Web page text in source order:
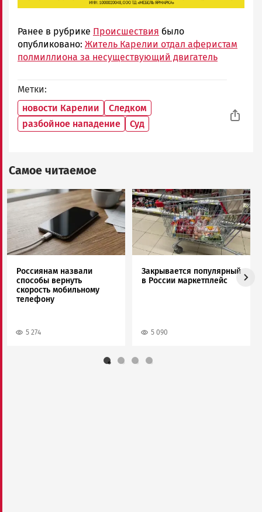
Ранее в рубрике Происшествия было
опубликовано: Житель Карелии отдал аферистам
полмиллиона за несуществующий двигатель
Метки
новости Карелии
Следком
разбойное нападение
Суд
Самое читаемое
Image
Россиянам назвали
способы вернуть
скорость мобильному
телефону
5 274
Image
Закрывается популярный
в России маркетплейс
5 090